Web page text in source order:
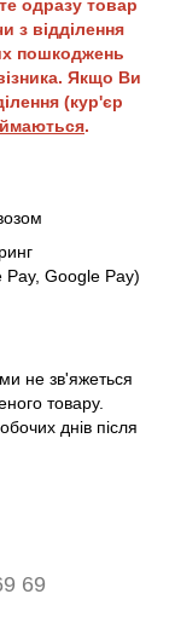
одразу товар
з відділення
пошкоджень
Якщо Ви
(кур'єр
.
Google Pay)
не зв'яжеться
товару.
днів після
69